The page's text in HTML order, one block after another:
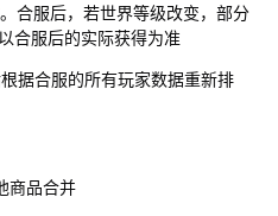
合服后，若世界等级改变，部分
合服后的实际获得为准
据合服的所有玩家数据重新排
商品合并